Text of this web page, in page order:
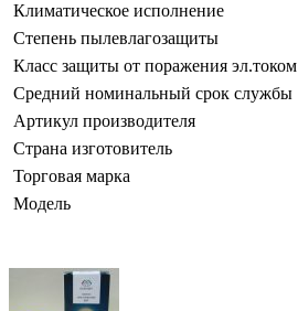
Климатическое исполнение
Степень пылевлагозащиты
Класс защиты от поражения эл.током
Средний номинальный срок службы
Артикул производителя
Страна изготовитель
Торговая марка
Модель